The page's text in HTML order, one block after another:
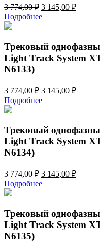
3 774,00₽ Первоначальная
цена
составляла
774,00 ₽.
3 145,00 ₽
Подробнее
Трековый
Light Track System
N6133)
3 774,00₽ Первоначальная
цена
составляла
774,00 ₽.
3 145,00 ₽
Подробнее
Трековый
Light Track System
N6134)
3 774,00₽ Первоначальная
цена
составляла
774,00 ₽.
3 145,00 ₽
Подробнее
Трековый
Light Track System
N6135)